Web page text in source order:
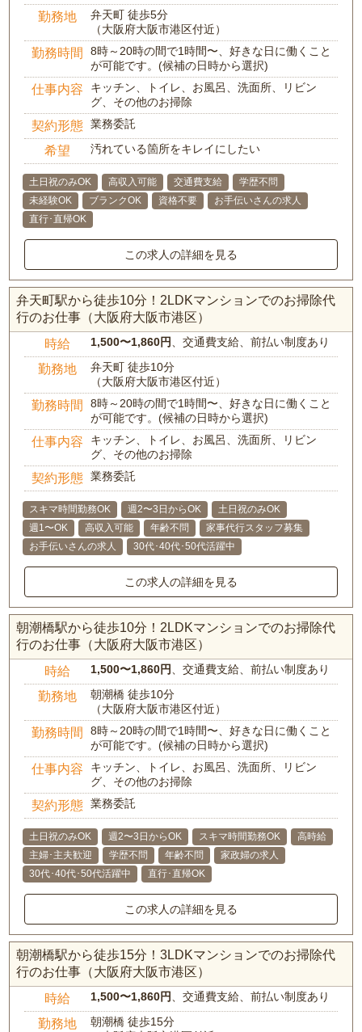
勤務地
弁天町 徒歩5分
（大阪府大阪市港区付近）
勤務時間
8時～20時の間で1時間〜、好きな日に働くこと
が可能です。(候補の日時から選択)
仕事内容
キッチン、トイレ、お風呂、洗面所、リビン
グ、その他のお掃除
契約形態 業務委託
希望 汚れている箇所をキレイにしたい
土日祝のみOK 高収入可能 交通費支給
学歴不問
未経験OK
ブランクOK 資格不要
お手伝いさんの求人
直行･直帰OK
この求人の詳細を見る
弁天町駅から徒歩10分！2LDKマンションでのお掃除代
行のお仕事（大阪府大阪市港区）
時給 1,500〜1,860円、交通費支給、前払い制度あり
勤務地
弁天町 徒歩10分
（大阪府大阪市港区付近）
勤務時間
8時～20時の間で1時間〜、好きな日に働くこと
が可能です。(候補の日時から選択)
仕事内容
キッチン、トイレ、お風呂、洗面所、リビン
グ、その他のお掃除
契約形態 業務委託
スキマ時間勤務OK 週2〜3日からOK
土日祝のみOK
週1〜OK
高収入可能 年齢不問
家事代行スタッフ募集
お手伝いさんの求人
30代･40代･50代活躍中
この求人の詳細を見る
朝潮橋駅から徒歩10分！2LDKマンションでのお掃除代
行のお仕事（大阪府大阪市港区）
時給 1,500〜1,860円、交通費支給、前払い制度あり
勤務地
朝潮橋 徒歩10分
（大阪府大阪市港区付近）
勤務時間
8時～20時の間で1時間〜、好きな日に働くこと
が可能です。(候補の日時から選択)
仕事内容
キッチン、トイレ、お風呂、洗面所、リビン
グ、その他のお掃除
契約形態 業務委託
土日祝のみOK 週2〜3日からOK スキマ時間勤務OK
高時給
主婦･主夫歓迎
学歴不問 年齢不問
家政婦の求人
30代･40代･50代活躍中
直行･直帰OK
この求人の詳細を見る
朝潮橋駅から徒歩15分！3LDKマンションでのお掃除代
行のお仕事（大阪府大阪市港区）
時給 1,500〜1,860円、交通費支給、前払い制度あり
勤務地
朝潮橋 徒歩15分